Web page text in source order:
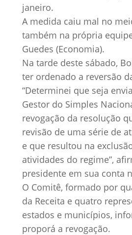
janeiro.
A medida caiu mal no
também na própria
Guedes (Economia).
Na tarde deste sábado,
ter ordenado a reversão
“Determinei que seja
Gestor do Simples
revogação da resolução
revisão de uma série de
e que resultou na
atividades do regime”,
presidente em sua conta
O Comitê, formado por
da Receita e quatro
estados e municípios,
proporá a revogação.